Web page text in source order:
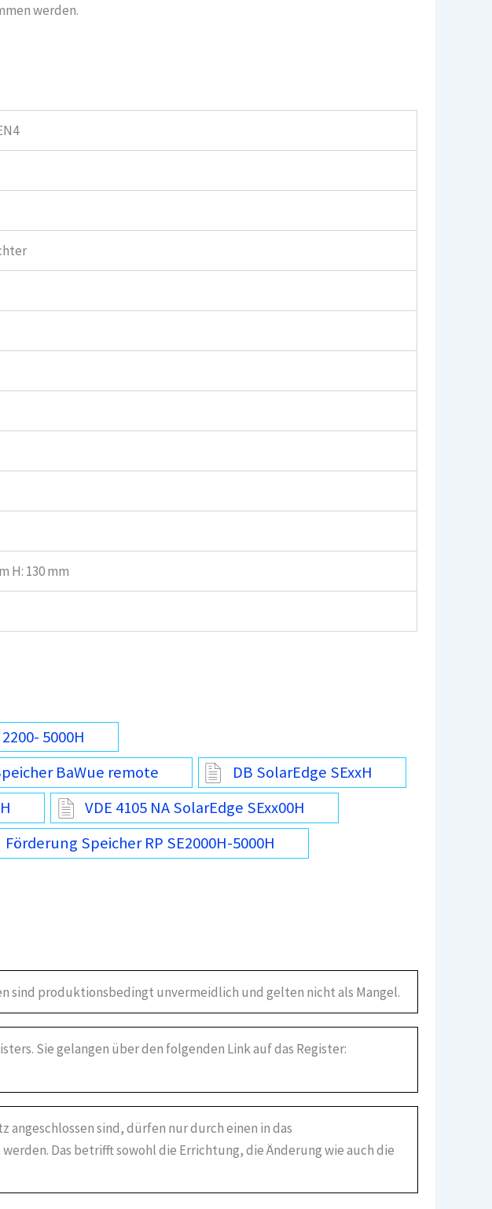
werden.
H: 130 mm
5000H
BaWue remote
DB SolarEdge SExxH
VDE 4105 NA SolarEdge SExx00H
Förderung Speicher RP SE2000H-5000H
sind produktionsbedingt unvermeidlich und gelten nicht als Mangel.
Sie gelangen über den folgenden Link auf das Register:
sind, dürfen nur durch einen in das
Das betrifft sowohl die Errichtung, die Änderung wie auch die